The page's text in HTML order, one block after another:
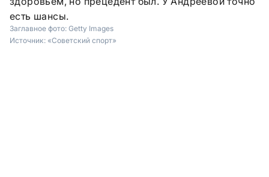
есть шансы.
Заглавное фото: Getty Images
Источник: «Советский спорт»